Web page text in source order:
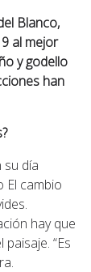
Blanco,
al mejor
y godello
han
su día
El cambio
hay que
“Es